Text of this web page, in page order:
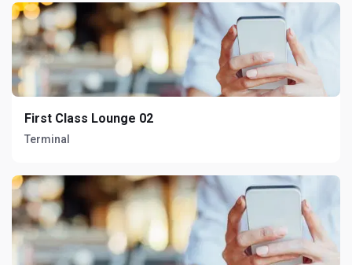
First Class Lounge 02
Terminal